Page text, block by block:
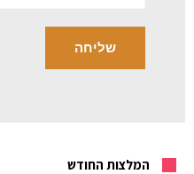
המלצות החודש